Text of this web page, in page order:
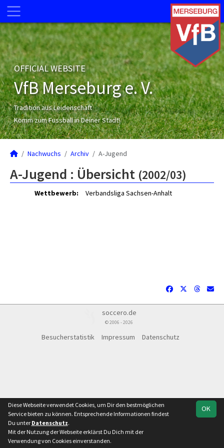
OFFICIAL WEBSITE
VfB Merseburg e. V.
Tradition aus Leidenschaft
Komm zum Fussball in Deiner Stadt!
Nachwuchs Archiv A-Jugend
Team
A-Jugend : Übersicht (2002/03)
Wettbewerb: Verbandsliga Sachsen-Anhalt
soccero.de
© 2006 - 2026
Besucherstatistik Impressum Datenschutz
OK
Diese Webseite verwendet Cookies, um Dir den bestmöglichen
Service bieten zu können. Entsprechende Informationen findest
Du unter Datenschutz.
Mit der Nutzung der Webseite erklärst Du Dich mit der
Verwendung von Cookies einverstanden.